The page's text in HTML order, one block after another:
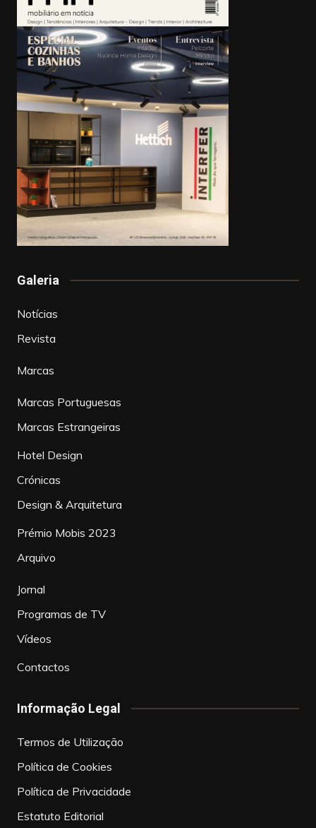
Galeria
Notícias
Revista
Marcas
Marcas Portuguesas
Marcas Estrangeiras
Hotel Design
Crónicas
Design & Arquitetura
Prémio Mobis 2023
Arquivo
Jornal
Programas de TV
Vídeos
Contactos
Informação Legal
Termos de Utilização
Política de Cookies
Política de Privacidade
Estatuto Editorial